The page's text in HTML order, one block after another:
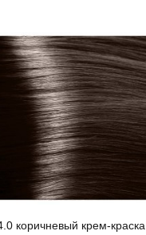
коричневый крем-краска